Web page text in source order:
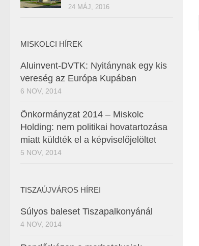
24 MÁJ, 2016
MISKOLCI HÍREK
Aluinvent-DVTK: Nyitánynak egy kis
vereség az Európa Kupában
6 NOV, 2014
Önkormányzat 2014 – Miskolc
Holding: nem politikai hovatartozása
miatt küldték el a képviselőjelöltet
5 NOV, 2014
TISZAÚJVÁROS HÍREI
Súlyos baleset Tiszapalkonyánál
4 NOV, 2014